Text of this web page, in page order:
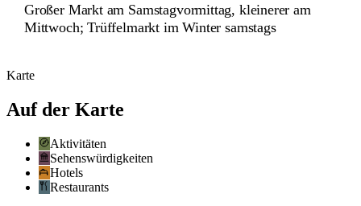
Großer Markt am Samstagvormittag, kleinerer am
Mittwoch; Trüffelmarkt im Winter samstags
Karte
Auf der Karte
Aktivitäten
Sehenswürdigkeiten
Hotels
Restaurants